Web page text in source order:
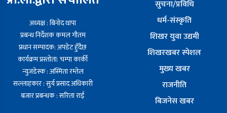
अध्यक्ष : बिनोद थापा
प्रबन्ध निर्देशक कमल गौतम
प्रधान सम्पादक: अपडेट हुँदैछ
कार्यक्रम प्रस्तोता: चम्पा कार्की
न्युजडेस्क : अस्मिता रम्तेल
सल्लाहकार : सुर्य प्रसाद अधिकारी
बजार प्रबन्धक : सरिता राई
सुचना/प्रविधि
धर्म-संस्कृति
शिखर युवा उद्यमी
शिखरखबर स्पेशल
मुख्य खबर
राजनीति
बिजनेस खबर